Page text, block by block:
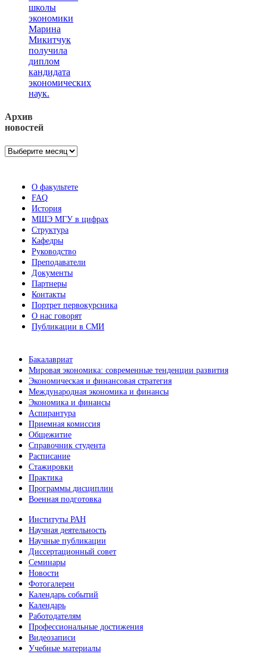
школы
экономики
Марина
Микитчук
получила
диплом
кандидата
экономических
наук.
Архив
новостей
Архив
О факультете
FAQ
История
МШЭ МГУ в цифрах
Структура
Кафедры
Руководство
Преподаватели
Документы
Партнеры
Контакты
Портрет первокурсника
О нас говорят
Публикации в СМИ
Бакалавриат
Мировая экономика: современные тенденции развития
Экономическая и финансовая стратегия
Международная экономика и финансы
Экономика и финансы
Аспирантура
Приемная комиссия
Общежитие
Справочник студента
Расписание
Стажировки
Практика
Программы дисциплин
Военная подготовка
Институты РАН
Научная деятельность
Научные публикации
Диссертационный совет
Семинары
Новости
Фотогалереи
Календарь событий
Календарь
Работодателям
Профессиональные достижения
Видеозаписи
Учебные материалы